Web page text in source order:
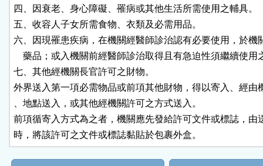
四、因衰老、身心障礙、罹病或其他生活所需使用之輔具。
五、收容人子女所需食物、衣類及必需用品。
六、因現罹患疾病，在機關經醫師診治認有必要使用，於機
藥品；或入機關前經醫師診治取得且有急迫性須繼續使用
七、其他經機關長官許可之財物。
外界送入第一項必需物品或前項其他財物，得以寄入、經由
、地點送入，或其他經機關許可之方式送入。
前項循寄入方式為之者，機關應先發給許可文件或標誌，由
時，將該許可之文件或標誌黏貼於包裹外盒。